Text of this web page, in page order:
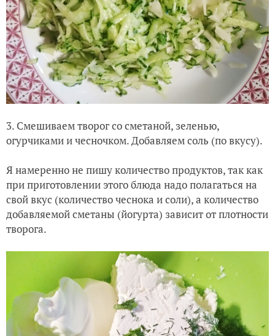
3. Смешиваем творог со сметаной, зеленью,
огурчиками и чесночком. Добавляем соль (по вкусу).
Я намеренно не пишу количество продуктов, так как
при приготовлении этого блюда надо полагаться на
свой вкус (количество чеснока и соли), а количество
добавляемой сметаны (йогурта) зависит от плотности
творога.